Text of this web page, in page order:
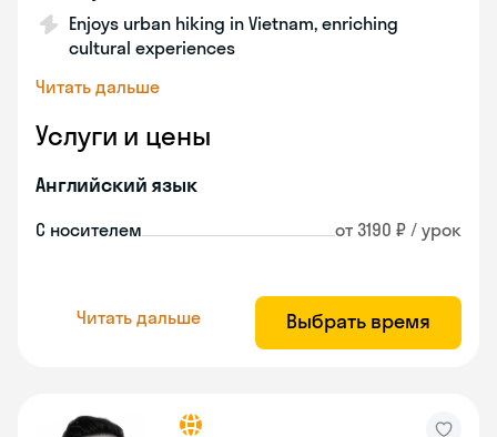
Enjoys urban hiking in Vietnam, enriching
cultural experiences
Читать дальше
Услуги и цены
Английский язык
С носителем от 3190 ₽ / урок
Читать дальше Выбрать время